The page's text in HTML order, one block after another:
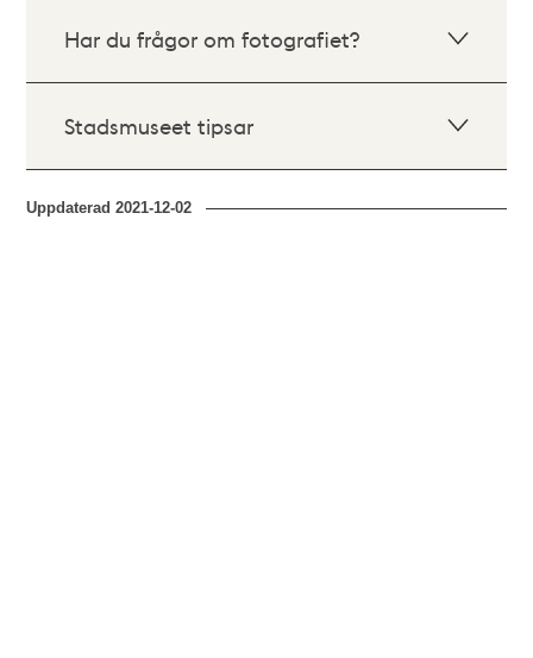
Har du frågor om fotografiet?
Stadsmuseet tipsar
Uppdaterad2021-12-02